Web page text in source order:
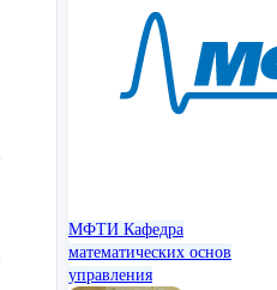
МФТИ Кафедра
математических основ
управления